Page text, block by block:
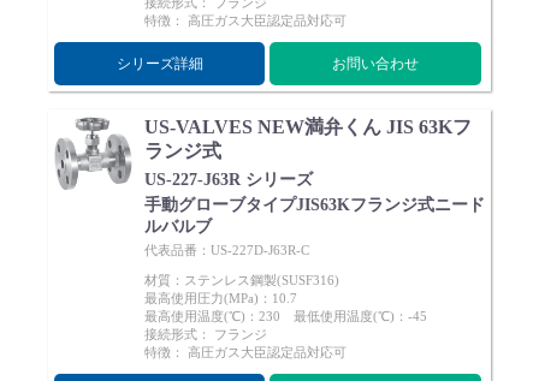
特徴： 高圧ガス大臣認定品対応可
シリーズ詳細 お問い合わせ
US-VALVES NEW満弁くん JIS 63Kフ
ランジ式
US-227-J63R シリーズ
手動グローブタイプJIS63Kフランジ式ニード
ルバルブ
代表品番：US-227D-J63R-C
材質：ステンレス鋼製(SUSF316)
最高使用圧力(MPa)：10.7
最高使用温度(℃)：230 最低使用温度(℃)：-45
接続形式： フランジ
特徴： 高圧ガス大臣認定品対応可